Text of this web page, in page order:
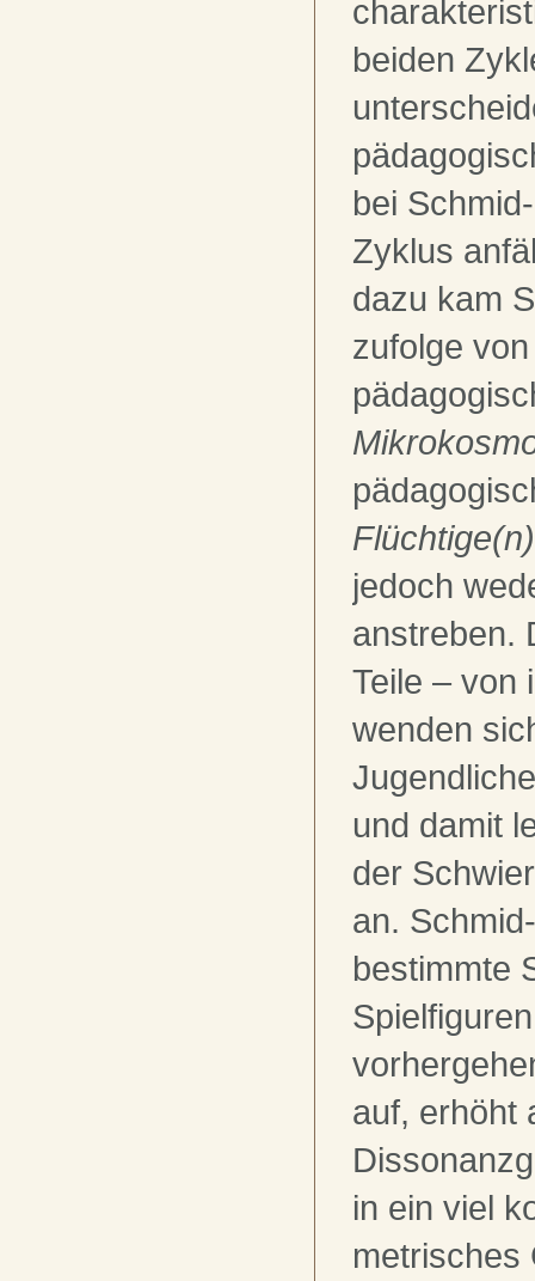
beiden
bei
Zyklus
dazu kam
zufolge
jedoch
anstreben.
Teile – von
wenden
und damit
der
an.
bestimmte
auf, erhöht
in ein viel
metrisches